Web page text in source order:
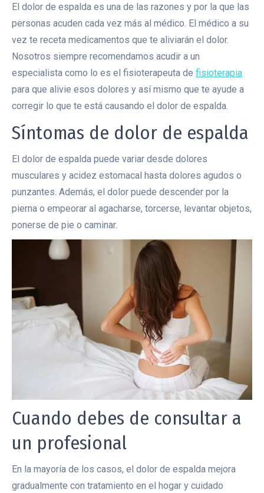
El dolor de espalda es una de las razones y por la que las
personas acuden cada vez más al médico. El médico a su
vez te receta medicamentos que te aliviarán el dolor.
Nosotros siempre recomendamos acudir a un
especialista como lo es el fisioterapeuta de fisioterapia
para que alivie esos dolores y así mismo que te ayude a
corregir lo que te está causando el dolor de espalda.
Síntomas de dolor de espalda
El dolor de espalda puede variar desde dolores
musculares y acidez estomacal hasta dolores agudos o
punzantes. Además, el dolor puede descender por la
pierna o empeorar al agacharse, torcerse, levantar objetos,
ponerse de pie o caminar.
Cuando debes de consultar a
un profesional
En la mayoría de los casos, el dolor de espalda mejora
gradualmente con tratamiento en el hogar y cuidado